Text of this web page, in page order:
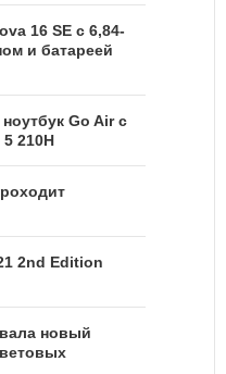
16 SE с 6,84-
и батареей
Go Air c
210H
2nd Edition
новый